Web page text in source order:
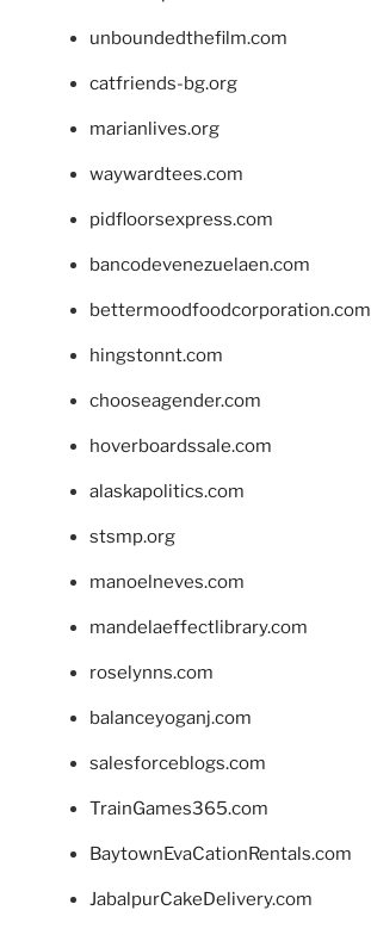
unboundedthefilm.com
catfriends-bg.org
marianlives.org
waywardtees.com
pidfloorsexpress.com
bancodevenezuelaen.com
bettermoodfoodcorporation.com
hingstonnt.com
chooseagender.com
hoverboardssale.com
alaskapolitics.com
stsmp.org
manoelneves.com
mandelaeffectlibrary.com
roselynns.com
balanceyoganj.com
salesforceblogs.com
TrainGames365.com
BaytownEvaCationRentals.com
JabalpurCakeDelivery.com